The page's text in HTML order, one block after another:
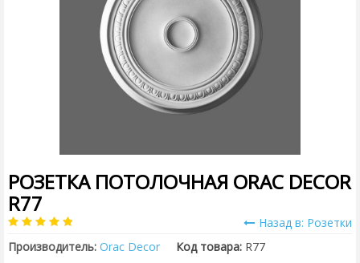
РОЗЕТКА ПОТОЛОЧНАЯ ORAC DECOR
R77
Назад в: Розетки
Производитель: Orac Decor Код товара: R77